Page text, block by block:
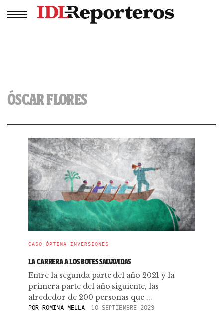
ÓSCAR FLORES
CASO ÓPTIMA INVERSIONES
LA CARRERA A LOS BOTES SALVAVIDAS
Entre la segunda parte del año 2021 y la
primera parte del año siguiente, las
alrededor de 200 personas que ...
POR ROMINA MELLA 10 SEPTIEMBRE 2023